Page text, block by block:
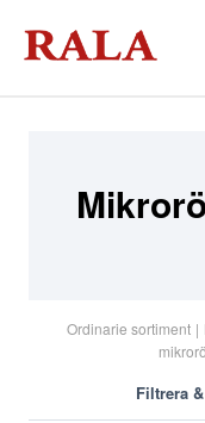
Ordinarie sortiment |
Filtrera